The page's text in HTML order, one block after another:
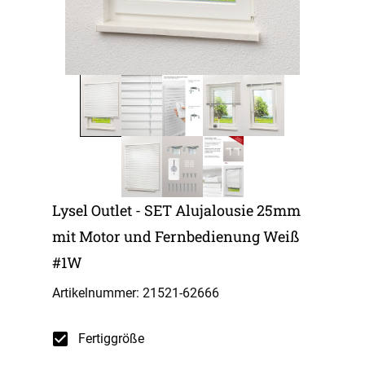
Lysel Outlet - SET Alujalousie 25mm
mit Motor und Fernbedienung Weiß
#1W
Artikelnummer: 21521-62666
Fertiggröße